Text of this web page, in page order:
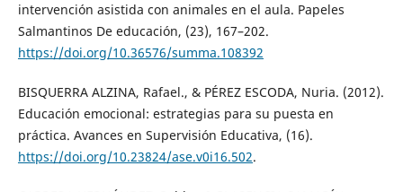
intervención asistida con animales en el aula. Papeles
Salmantinos De educación, (23), 167–202.
https://doi.org/10.36576/summa.108392
BISQUERRA ALZINA, Rafael., & PÉREZ ESCODA, Nuria. (2012).
Educación emocional: estrategias para su puesta en
práctica. Avances en Supervisión Educativa, (16).
https://doi.org/10.23824/ase.v0i16.502.